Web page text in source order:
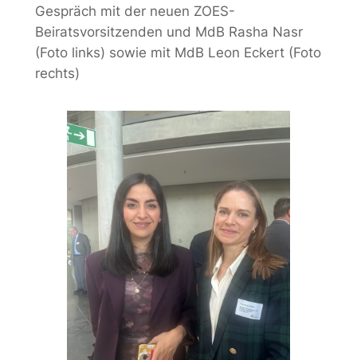
Gespräch mit der neuen ZOES-
Beiratsvorsitzenden und MdB Rasha Nasr
(Foto links) sowie mit MdB Leon Eckert (Foto
rechts)